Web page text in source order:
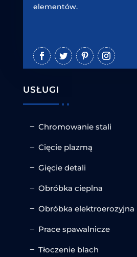
elementów.
USŁUGI
Chromowanie stali
Cięcie plazmą
Gięcie detali
Obróbka cieplna
Obróbka elektroerozyjna
Prace spawalnicze
Tłoczenie blach